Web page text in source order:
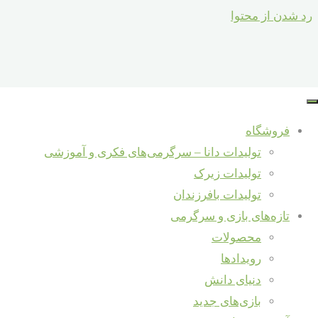
رد شدن از محتوا
فروشگاه
تولیدات دانا – سرگرمی‌های فکری و آموزشی
تولیدات زیرک
تولیدات بافرزندان
تازه‌های بازی و سرگرمی
محصولات
رویدادها
دنیای دانش
بازی‌های جدید